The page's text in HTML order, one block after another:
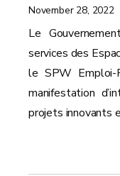
November 28, 2022
Le
services des
le SPW Emploi-
manifestation
projets innovants